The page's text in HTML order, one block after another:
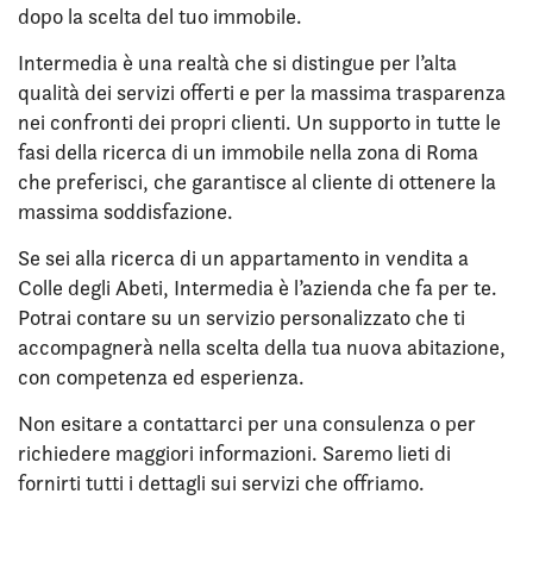
dopo la scelta del tuo immobile.
Intermedia è una realtà che si distingue per l’alta
qualità dei servizi offerti e per la massima trasparenza
nei confronti dei propri clienti. Un supporto in tutte le
fasi della ricerca di un immobile nella zona di Roma
che preferisci, che garantisce al cliente di ottenere la
massima soddisfazione.
Se sei alla ricerca di un appartamento in vendita a
Colle degli Abeti, Intermedia è l’azienda che fa per te.
Potrai contare su un servizio personalizzato che ti
accompagnerà nella scelta della tua nuova abitazione,
con competenza ed esperienza.
Non esitare a contattarci per una consulenza o per
richiedere maggiori informazioni. Saremo lieti di
fornirti tutti i dettagli sui servizi che offriamo.